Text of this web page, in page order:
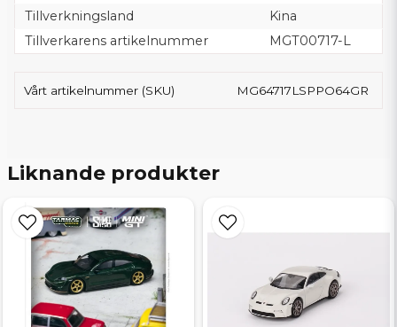
Tillverkningsland
Kina
Tillverkarens artikelnummer
MGT00717-L
Vårt artikelnummer (SKU) MG64717LSPPO64GR
Liknande produkter